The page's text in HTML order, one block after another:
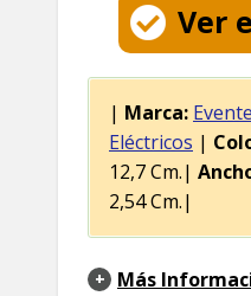
Ver
| Marca:
Eléctricos |
12,7 Cm.|
2,54 Cm.|
Más